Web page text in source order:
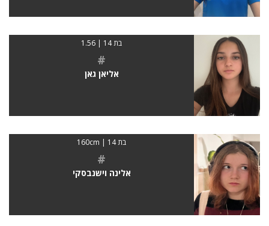
בת 14 | 1.56
#
אליאן גאן
בת 14 | 160cm
#
אלינה וישנבסקי